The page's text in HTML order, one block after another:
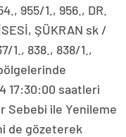
955/1., 956., DR.
ŞÜKRAN sk /
1., 838., 838/1.,
17:30:00 saatleri
Sebebi ile Yenileme
de gözeterek